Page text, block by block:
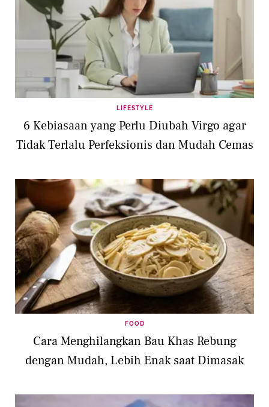
LIFESTYLE
6 Kebiasaan yang Perlu Diubah Virgo agar
Tidak Terlalu Perfeksionis dan Mudah Cemas
FOOD
Cara Menghilangkan Bau Khas Rebung
dengan Mudah, Lebih Enak saat Dimasak